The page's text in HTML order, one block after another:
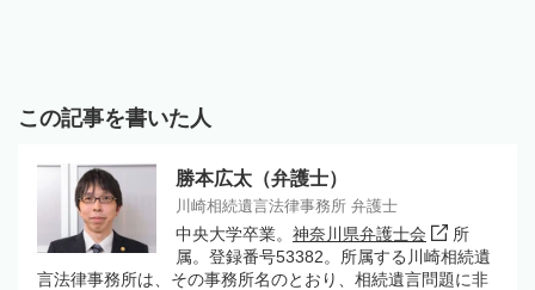
この記事を書いた人
勝本広太（弁護士）
川崎相続遺言法律事務所 弁護士
中央大学卒業。 神奈川県弁護士会
所
属。登録番号53382。所属する川崎相続遺
言法律事務所は、その事務所名のとおり、相続遺言問題に非